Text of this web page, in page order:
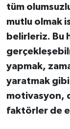
tüm
mutlu olmak
belirleriz. Bu
yapmak,
yaratmak gibi
motivasyon,
faktörler de